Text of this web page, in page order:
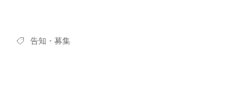
告知・募集